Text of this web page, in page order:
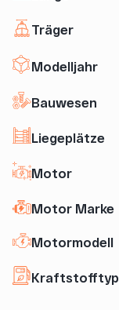
Träger
Modelljahr
Bauwesen
Liegeplätze
Motor
Motor Marke
Motormodell
Kraftstofftyp